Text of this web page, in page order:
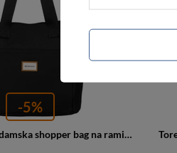
-5%
Miejska torebka damska shopper bag na ramię czarny - Rovicky R-TZ-01